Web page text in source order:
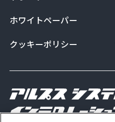
ホワイトペーパー
クッキーポリシー